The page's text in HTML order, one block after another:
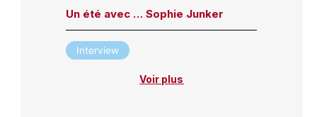
Un été avec … Sophie Junker
Interview
Voir plus